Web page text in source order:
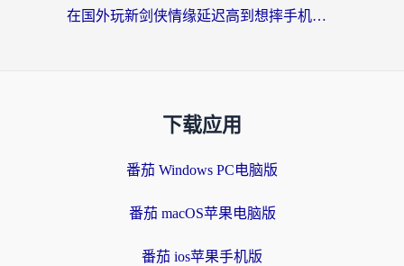
在国外玩新剑侠情缘延迟高到想摔手机？海外玩家亲测有效的加速器选择指南
下载应用
番茄 Windows PC电脑版
番茄 macOS苹果电脑版
番茄 ios苹果手机版